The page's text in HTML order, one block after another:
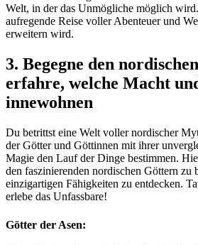
Welt, in der das Unmögliche möglich
aufregende Reise voller Abenteuer und
erweitern wird.
3. Begegne den
erfahre, welche Macht
innewohnen
Du betrittst eine Welt voller nordischer
der Götter und Göttinnen mit ihrer
Magie den Lauf der Dinge bestimmen.
den faszinierenden nordischen Göttern zu
einzigartigen Fähigkeiten zu entdecken.
erlebe das Unfassbare!
Götter der Asen: